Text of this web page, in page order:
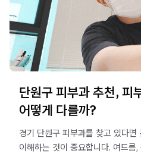
단원구 피부과 추천, 피
어떻게 다를까?
경기 단원구 피부과를 찾고 있다면
이해하는 것이 중요합니다. 여드름